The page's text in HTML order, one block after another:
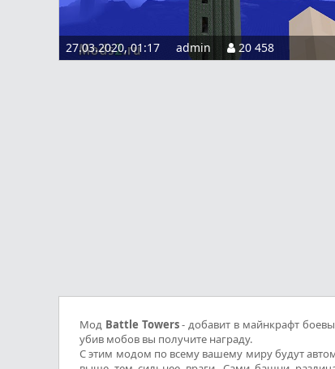
27.03.2020, 01:17 admin 20 458
Мод Battle Towers- добавит в майнкрафт
убив мобов вы получите награду.
С этим модом по всему вашему миру будут